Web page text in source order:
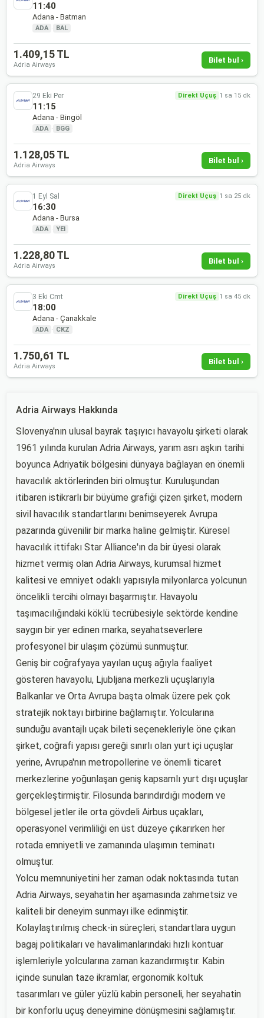
11:40
Adana - Batman
ADA · BAL
1.409,15 TL
Adria Airways
Bilet bul ›
29 Eki Per Direkt Uçuş 1 sa 15 dk
11:15
Adana - Bingöl
ADA · BGG
1.128,05 TL
Adria Airways
Bilet bul ›
1 Eyl Sal Direkt Uçuş 1 sa 25 dk
16:30
Adana - Bursa
ADA · YEI
1.228,80 TL
Adria Airways
Bilet bul ›
3 Eki Cmt Direkt Uçuş 1 sa 45 dk
18:00
Adana - Çanakkale
ADA · CKZ
1.750,61 TL
Adria Airways
Bilet bul ›
Adria Airways Hakkında
Slovenya'nın ulusal bayrak taşıyıcı havayolu şirketi olarak
1961 yılında kurulan Adria Airways, yarım asrı aşkın tarihi
boyunca Adriyatik bölgesini dünyaya bağlayan en önemli
havacılık aktörlerinden biri olmuştur. Kuruluşundan
itibaren istikrarlı bir büyüme grafiği çizen şirket, modern
sivil havacılık standartlarını benimseyerek Avrupa
pazarında güvenilir bir marka haline gelmiştir. Küresel
havacılık ittifakı Star Alliance'ın da bir üyesi olarak
hizmet vermiş olan Adria Airways, kurumsal hizmet
kalitesi ve emniyet odaklı yapısıyla milyonlarca yolcunun
öncelikli tercihi olmayı başarmıştır. Havayolu
taşımacılığındaki köklü tecrübesiyle sektörde kendine
saygın bir yer edinen marka, seyahatseverlere
profesyonel bir ulaşım çözümü sunmuştur.
Geniş bir coğrafyaya yayılan uçuş ağıyla faaliyet
gösteren havayolu, Ljubljana merkezli uçuşlarıyla
Balkanlar ve Orta Avrupa başta olmak üzere pek çok
stratejik noktayı birbirine bağlamıştır. Yolcularına
sunduğu avantajlı uçak bileti seçenekleriyle öne çıkan
şirket, coğrafi yapısı gereği sınırlı olan yurt içi uçuşlar
yerine, Avrupa'nın metropollerine ve önemli ticaret
merkezlerine yoğunlaşan geniş kapsamlı yurt dışı uçuşlar
gerçekleştirmiştir. Filosunda barındırdığı modern ve
bölgesel jetler ile orta gövdeli Airbus uçakları,
operasyonel verimliliği en üst düzeye çıkarırken her
rotada emniyetli ve zamanında ulaşımın teminatı
olmuştur.
Yolcu memnuniyetini her zaman odak noktasında tutan
Adria Airways, seyahatin her aşamasında zahmetsiz ve
kaliteli bir deneyim sunmayı ilke edinmiştir.
Kolaylaştırılmış check-in süreçleri, standartlara uygun
bagaj politikaları ve havalimanlarındaki hızlı kontuar
işlemleriyle yolcularına zaman kazandırmıştır. Kabin
içinde sunulan taze ikramlar, ergonomik koltuk
tasarımları ve güler yüzlü kabin personeli, her seyahatin
bir konforlu uçuş deneyimine dönüşmesini sağlamıştır.